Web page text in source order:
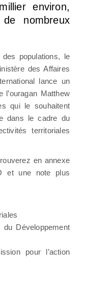
environ,
nombreux
populations, le
des Affaires
lance un
l’ouragan Matthew
qui le souhaitent
dans le cadre du
territoriales
en annexe
et une note plus
Développement
pour l’action